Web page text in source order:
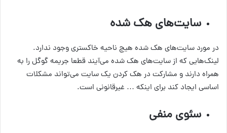
سایت‌های هک شده
در مورد سایت‌های هک شده هیچ ناحیه خاکستری وجود ندارد.
لینک‌هایی که از سایت‌های هک شده می‌آیند قطعا جریمه گوگل را به
همراه دارند و مشارکت در هک کردن یک سایت می‌تواند مشکلات
اساسی ایجاد کند برای اینکه … غیرقانونی است.
سئوی منفی